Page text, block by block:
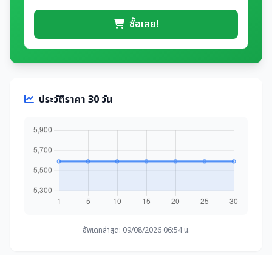
ซื้อเลย!
ประวัติราคา 30 วัน
อัพเดทล่าสุด: 09/08/2026 06:54 น.